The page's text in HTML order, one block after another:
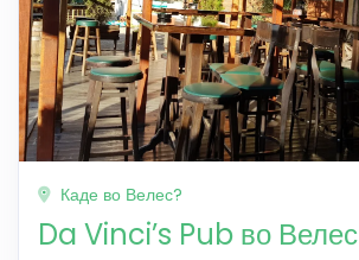
Каде во Велес?
Da Vinci’s Pub во Велес